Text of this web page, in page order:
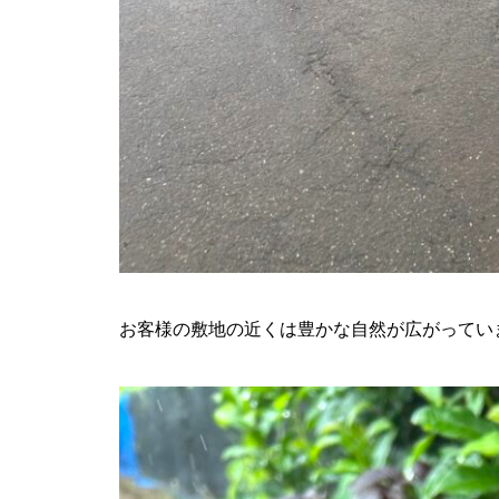
お客様の敷地の近くは豊かな自然が広がってい